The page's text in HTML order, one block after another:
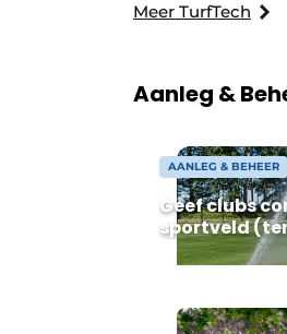
Meer TurfTech
Aanleg &
AANLEG & BEHEER
Geef clubs
sportveld